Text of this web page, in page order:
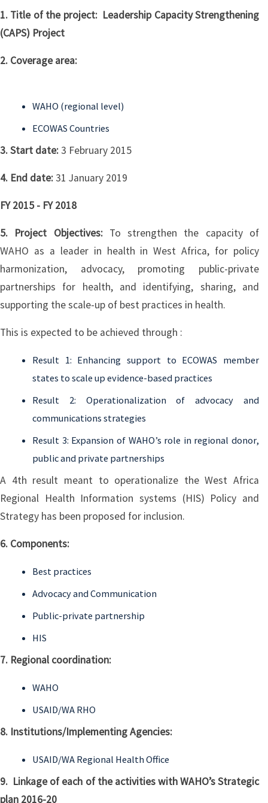
1. Title of the project: Leadership Capacity Strengthening
(CAPS) Project
2. Coverage area:
WAHO (regional level)
ECOWAS Countries
3. Start date:3 February 2015
4. End date:31 January 2019
FY 2015 - FY 2018
5. Project Objectives:To strengthen the capacity of
WAHO as a leader in health in West Africa, for policy
harmonization, advocacy, promoting public-private
partnerships for health, and identifying, sharing, and
supporting the scale-up of best practices in health.
This is expected to be achieved through :
Result 1: Enhancing support to ECOWAS member
states to scale up evidence-based practices
Result 2: Operationalization of advocacy and
communications strategies
Result 3: Expansion of WAHO’s role in regional donor,
public and private partnerships
A 4th result meant to operationalize the West Africa
Regional Health Information systems (HIS) Policy and
Strategy has been proposed for inclusion.
6. Components:
Best practices
Advocacy and Communication
Public-private partnership
HIS
7. Regional coordination:
WAHO
USAID/WA RHO
8. Institutions/Implementing Agencies:
USAID/WA Regional Health Office
9. Linkage of each of the activities with WAHO’s Strategic
plan 2016-20